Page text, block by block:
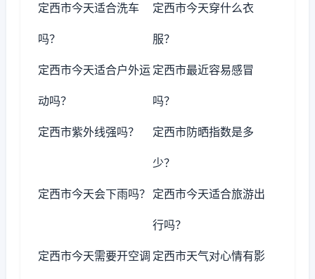
定西市今天适合洗车
吗？
定西市今天穿什么衣
服？
定西市今天适合户外运
动吗？
定西市最近容易感冒
吗？
定西市紫外线强吗？ 定西市防晒指数是多
少？
定西市今天会下雨吗？ 定西市今天适合旅游出
行吗？
定西市今天需要开空调 定西市天气对心情有影